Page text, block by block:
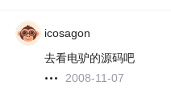
icosagon
去看电驴的源码吧
2008-11-07